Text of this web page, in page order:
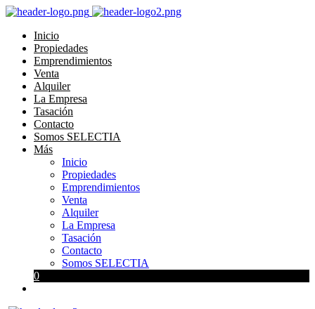
Inicio
Propiedades
Emprendimientos
Venta
Alquiler
La Empresa
Tasación
Contacto
Somos SELECTIA
Más
Inicio
Propiedades
Emprendimientos
Venta
Alquiler
La Empresa
Tasación
Contacto
Somos SELECTIA
0